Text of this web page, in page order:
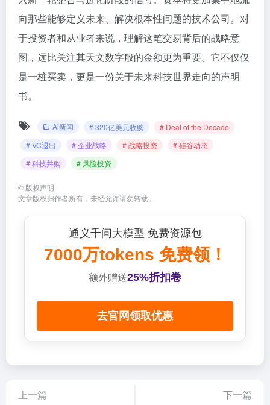
向那些能够定义未来、解决根本性问题的技术公司。对
于投资者和从业者来说，理解这笔交易背后的战略意
图，远比关注其天文数字般的金额更为重要。它不仅仅
是一桩买卖，更是一份关于未来科技世界走向的声明
书。
Ai新闻 # 320亿美元收购
# Deal of the Decade
# VC退出
# 企业战略 # 战略投资
# 硅谷动态
# 科技并购
# 风险投资
© 版权声明
文章版权归作者所有，未经允许请勿转载。
通义千问大模型 免费资源包
7000万tokens 免费领！
额外赠送25%折扣卷
去官网领取优惠
上一篇 下一篇